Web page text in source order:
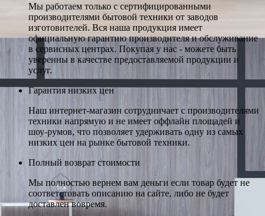
Мы работаем только с сертифицированными
производителями бытовой техники от заводов
изготовителей. Вся наша продукция имеет
официальную гарантию производителя и обслуживание
в сервисных центрах. Покупая у нас - можете быть
уверенны в качестве предоставляемой продукции и
услуг.
Гарантия низких цен
Наш интернет-магазин сотрудничает с производителями
техники напрямую и не имеет оффлайн площадей и
шоу-румов, что позволяет удерживать одну из самых
низких цен на рынке бытовой техники.
Полный возврат стоимости
Мы полностью вернем вам деньги если товар будет не
соответстовать описанию на сайте, либо не будет
доставлен вовремя.